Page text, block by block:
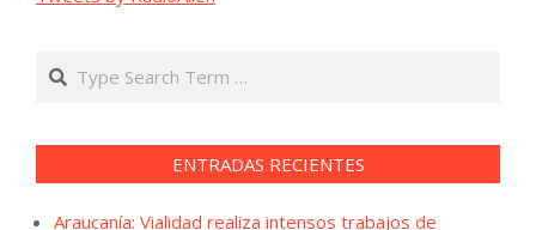
Search
ENTRADAS RECIENTES
Araucanía: Vialidad realiza intensos trabajos de